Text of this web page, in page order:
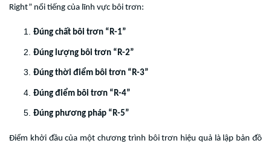
Right” nổi tiếng của lĩnh vực bôi trơn:
Đúng chất bôi trơn “R-1”
Đúng lượng bôi trơn “R-2”
Đúng thời điểm bôi trơn “R-3”
Đúng điểm bôi trơn “R-4”
Đúng phương pháp “R-5”
Điểm khởi đầu của một chương trình bôi trơn hiệu quả là lập bản đồ